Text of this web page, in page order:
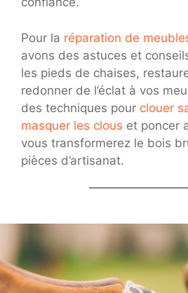
Pour la réparation de
avons des astuces et
les pieds de chaises,
redonner de l’éclat à vos
des techniques pour clouer
masquer les clous et poncer
vous transformerez le bois
pièces d’artisanat.